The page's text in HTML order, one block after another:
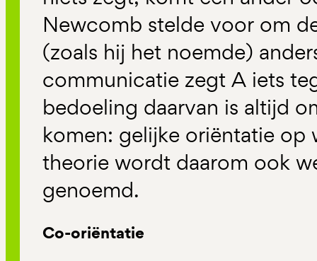
Newcomb stelde voor om
(zoals hij het noemde)
communicatie zegt A iets
bedoeling daarvan is altijd
komen: gelijke oriëntatie op
theorie wordt daarom ook
genoemd.
Co-oriëntatie